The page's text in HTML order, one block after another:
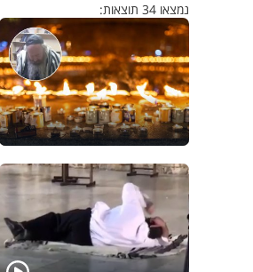
נמצאו 34 תוצאות: